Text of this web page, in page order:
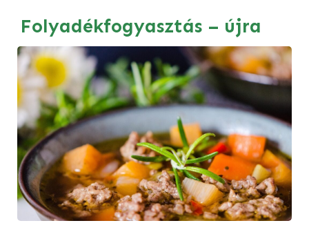
Folyadékfogyasztás – újra